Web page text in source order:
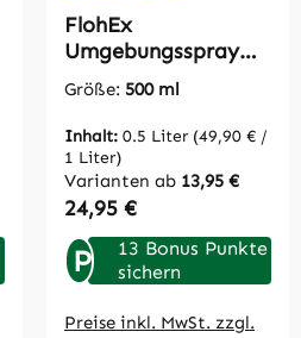
Durchschnittliche
FlohEx
Umgebungsspray
500 ml
Größe: 500 ml
Inhalt: 0.5 Liter (49,90 € /
1 Liter)
Varianten ab 13,95 €
Regulärer Preis:
24,95 €
P
13 Bonus Punkte
sichern
Preise inkl. MwSt. zzgl.